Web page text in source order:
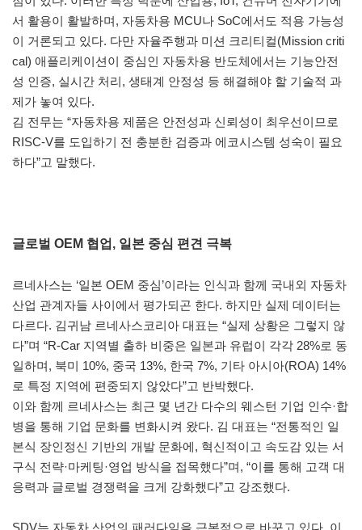
서 활용이 활발하며, 자동차용 MCU나 SoC에서도 적용 가능성
이 거론되고 있다. 다만 자율주행과 미션 크리티컬(Mission criti
cal) 애플리케이션이 중심인 자동차용 반도체에서는 기능안전
성 인증, 실시간 처리, 생태계 안정성 등 해결해야 할 기술적 과
제가 놓여 있다.
김 전무는 “자동차용 제품은 안전성과 신뢰성이 최우선이므로
RISC-V를 도입하기 전 충분한 검증과 에코시스템 성숙이 필요
하다”고 말했다.
글로벌 OEM 협업, 일본 중심 편견 극복
르네사스는 ‘일본 OEM 중심’이라는 인식과 함께 국내외 자동차
산업 관계자들 사이에서 평가되곤 한다. 하지만 실제 데이터는
다르다. 김귀남 르네사스코리아 대표는 “실제 상황은 그렇지 않
다”며 “R-Car 지역별 출하 비중은 일본과 유럽이 각각 28%로 동
일하며, 북미 10%, 중국 13%, 한국 7%, 기타 아시아(ROA) 14%
로 특정 지역에 편중되지 않았다”고 반박했다.
이와 함께 르네사스는 최근 몇 년간 다수의 웨스턴 기업 인수·합
병을 통해 기업 문화를 변화시켜 왔다. 김 대표는 “전통적인 일
본식 장인정신 기반의 개발 문화에, 혁신적이고 속도감 있는 서
구식 전략·마케팅·영업 방식을 접목했다”며, “이를 통해 고객 대
응력과 글로벌 경쟁력을 크게 강화했다”고 강조했다.
SDV는 자동차 산업의 패러다임을 근본적으로 바꾸고 있다. 이